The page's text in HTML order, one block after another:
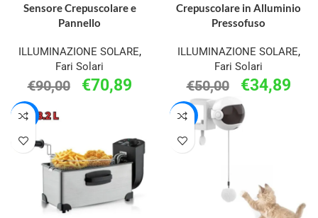
Sensore Crepuscolare e
Pannello
ILLUMINAZIONE SOLARE,
Fari Solari
€90,00 €70,89
Crepuscolare in Alluminio
Pressofuso
ILLUMINAZIONE SOLARE,
Fari Solari
€50,00 €34,89
-23% -50%